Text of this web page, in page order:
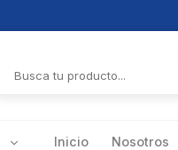
por:
Inicio Nosotros